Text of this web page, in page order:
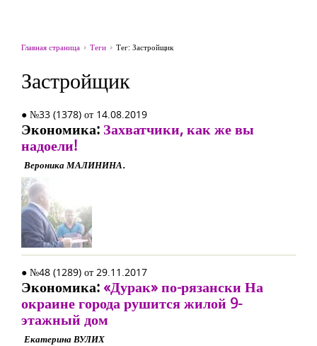
Главная страница Теги Тег: Застройщик
Застройщик
● №33 (1378) от 14.08.2019
Экономика: Захватчики, как же вы
надоели!
Вероника МАЛИНИНА.
● №48 (1289) от 29.11.2017
Экономика:«Дурак» по-рязански На
окраине города рушится жилой 9-
этажный дом
Екатерина ВУЛИХ